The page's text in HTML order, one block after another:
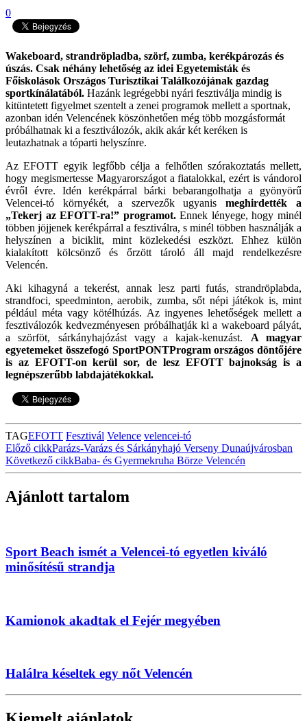
0
Wakeboard, strandröpladba, szörf, zumba, kerékpározás és
úszás. Csak néhány lehetőség az idei Egyetemisták és
Főiskolások Országos Turisztikai Találkozójának gazdag
sportkínálatából. Hazánk legrégebbi nyári fesztiválja mindig is
kitüntetett figyelmet szentelt a zenei programok mellett a sportnak,
azonban idén Velencének köszönhetően még több mozgásformát
próbálhatnak ki a fesztiválozók, akik akár két keréken is
leutazhatnak a tóparti helyszínre.
Az EFOTT egyik legfőbb célja a felhőtlen szórakoztatás mellett,
hogy megismertesse Magyarországot a fiatalokkal, ezért is vándorol
évről évre. Idén kerékpárral bárki bebarangolhatja a gyönyörű
Velencei-tó környékét, a szervezők ugyanismeghirdették a
„Tekerj az EFOTT-ra!” programot.Ennek lényege, hogy minél
többen jöjjenek kerékpárral a fesztiválra, s minél többen használják a
helyszínen a biciklit, mint közlekedési eszközt. Ehhez külön
kialakított kölcsönző és őrzött tároló áll majd rendelkezésre
Velencén.
Aki kihagyná a tekerést, annak lesz parti futás, strandröplabda,
strandfoci, speedminton, aerobik, zumba, sőt népi játékok is, mint
például méta vagy kötélhúzás. Az ingyenes lehetőségek mellett a
fesztiválozók kedvezményesen próbálhatják ki a wakeboard pályát,
a szörföt, sárkányhajózást vagy a kajak-kenuzást. A magyar
egyetemeket összefogó SportPONTProgram országos döntőjére
is az EFOTT-on kerül sor, de lesz EFOTT bajnokság is a
legnépszerűbb labdajátékokkal.
TAGEFOTT Fesztivál Velence velencei-tó
Előző cikkParázs-Varázs és Sárkányhajó Verseny Dunaújvárosban
Következő cikkBaba- és Gyermekruha Börze Velencén
Ajánlott tartalom
Sport Beach ismét a Velencei-tó egyetlen kiváló
minősítésű strandja
Kamionok akadtak el Fejér megyében
Halálra késeltek egy nőt Velencén